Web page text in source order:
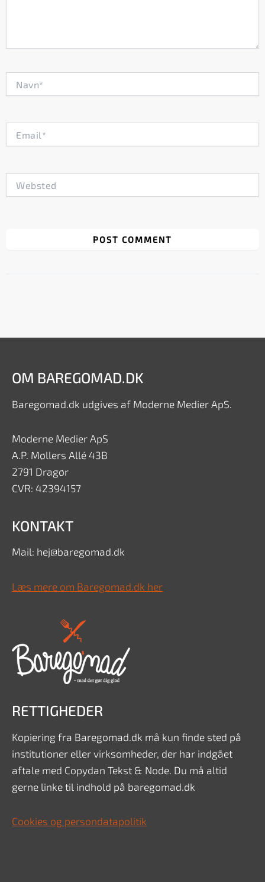
OM BAREGOMAD.DK
Baregomad.dk udgives af Moderne Medier ApS.
Moderne Medier ApS
A.P. Møllers Allé 43B
2791 Dragør
CVR: 42394157
KONTAKT
Mail: hej@baregomad.dk
Læs mere om Baregomad.dk her
RETTIGHEDER
Kopiering fra Baregomad.dk må kun finde sted på
institutioner eller virksomheder, der har indgået
aftale med Copydan Tekst & Node. Du må altid
gerne linke til indhold på baregomad.dk
Cookies og persondatapolitik